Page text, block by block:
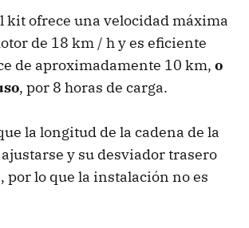
kit ofrece una velocidad máxima
de 18 km / h y es eficiente
de aproximadamente 10 km, o
, por 8 horas de carga.
la longitud de la cadena de la
y su desviador trasero
por lo que la instalación no es